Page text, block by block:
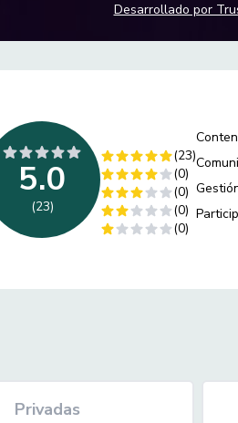
Desarrollado por
5.0
(23)
(23)
(0)
(0)
(0)
(0)
Privadas